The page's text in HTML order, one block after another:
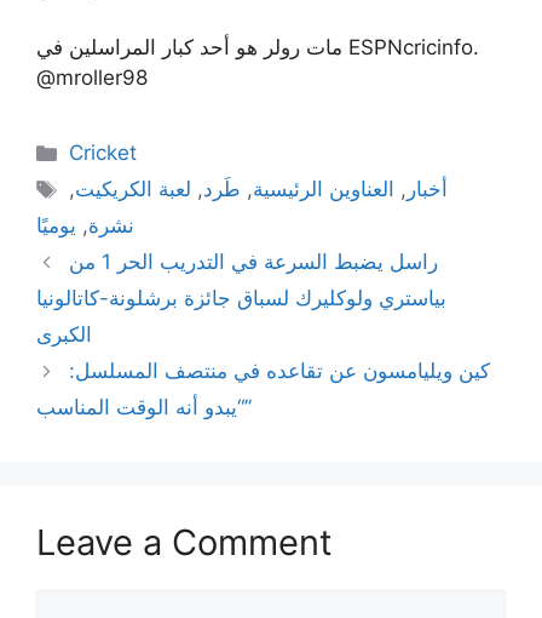
مات رولر هو أحد كبار المراسلين في ESPNcricinfo.
@mroller98
Categories
Cricket
Tags
أخبار , العناوين الرئيسية, طَرد, لعبة الكريكيت,
نشرة, يوميًا
راسل يضبط السرعة في التدريب الحر 1 من
بياستري ولوكليرك لسباق جائزة برشلونة-كاتالونيا
الكبرى
كين ويليامسون عن تقاعده في منتصف المسلسل:
“يبدو أنه الوقت المناسب”
Leave a Comment